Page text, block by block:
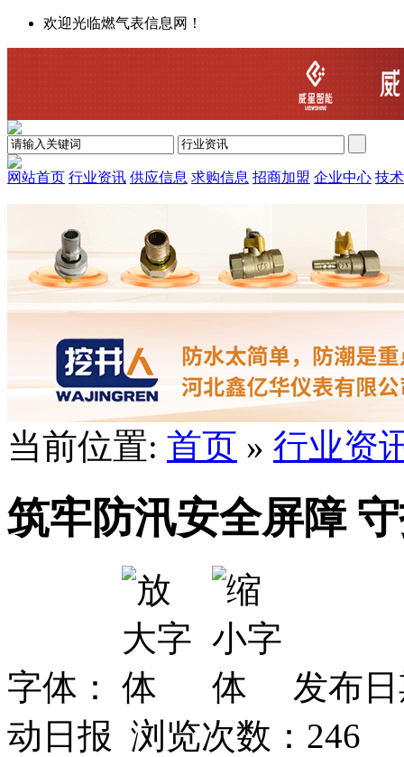
欢迎光临燃气表信息网！
网站首页 行业资讯 供应信息 求购信息 招商加盟 企业中心 技
当前位置: 首页 » 行业资
筑牢防汛安全屏障
字体：
发布
动日报 浏览次数： 246